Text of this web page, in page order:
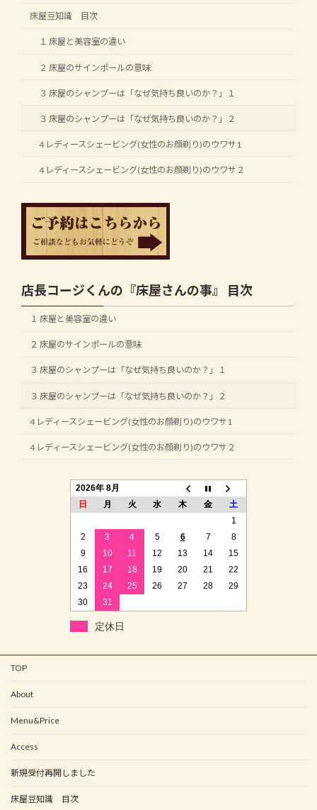
床屋豆知識 目次
１ 床屋と美容室の違い
２ 床屋のサインポールの意味
３ 床屋のシャンプーは「なぜ気持ち良いのか？」１
３ 床屋のシャンプーは「なぜ気持ち良いのか？」２
4 レディースシェービング(女性のお顔剃り)のウワサ1
4 レディースシェービング(女性のお顔剃り)のウワサ２
店長コージくんの『床屋さんの事』 目次
１ 床屋と美容室の違い
２ 床屋のサインポールの意味
３ 床屋のシャンプーは「なぜ気持ち良いのか？」１
３ 床屋のシャンプーは「なぜ気持ち良いのか？」２
4 レディースシェービング(女性のお顔剃り)のウワサ1
4 レディースシェービング(女性のお顔剃り)のウワサ２
2026年 8月
日
月 火 水 木 金
土
1
2
3 4 5 6 7
8
9
10 11 12 13 14
15
16
17 18 19 20 21
22
23
24 25 26 27 28
29
30
31
定休日
TOP
About
Menu&Price
Access
新規受付再開しました
床屋豆知識 目次